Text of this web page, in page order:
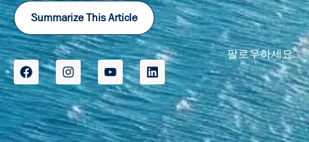
Summarize This Article
팔로우하세요: